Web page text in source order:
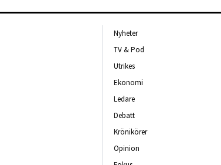
Nyheter
TV & Pod
Utrikes
Ekonomi
Ledare
Debatt
Krönikörer
Opinion